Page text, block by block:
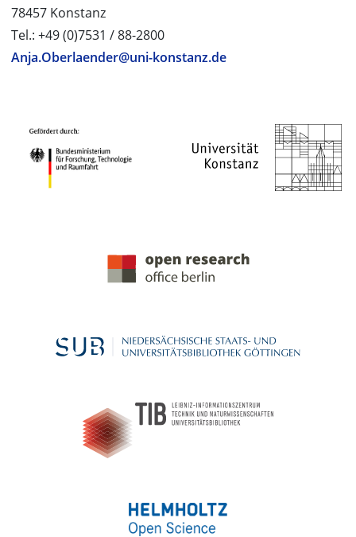
78457 Konstanz
Tel.: +49 (0)7531 / 88-2800
Anja.Oberlaender@uni-konstanz.de